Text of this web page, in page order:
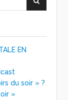
EN
du soir » ?
»